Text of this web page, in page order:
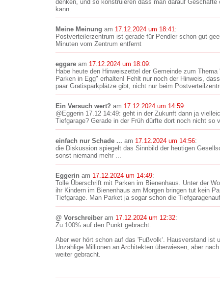
denken, und so konstruieren dass man darauf Geschäfte
kann.
Meine Meinung am 17.12.2024 um 18:41:
Postverteilerzentrum ist gerade für Pendler schon gut
Minuten vom Zentrum entfernt
eggare am 17.12.2024 um 18:09:
Habe heute den Hinweiszettel der Gemeinde zum Thema
Parken in Egg" erhalten! Fehlt nur noch der Hinweis,
paar Gratisparkplätze gibt, nicht nur beim
Ein Versuch wert? am 17.12.2024 um 14:59:
@Eggerin 17.12 14:49: geht in der Zukunft dann ja
Tiefgarage? Gerade in der Früh dürfte dort noch nicht so
einfach nur Schade ... am 17.12.2024 um 14:56:
die Diskussion spiegelt das Sinnbild der heutigen
sonst niemand mehr ...
Eggerin am 17.12.2024 um 14:49:
Tolle Überschrift mit Parken im Bienenhaus. Unter der
ihr Kindern im Bienenhaus am Morgen bringen tut kein
Tiefgarage. Man Parket ja sogar schon die
@ Vorschreiber am 17.12.2024 um 12:32:
Zu 100% auf den Punkt gebracht.
Aber wer hört schon auf das 'Fußvolk‘. Hausverstand ist
Unzählige Millionen an Architekten überwiesen, aber
weiter gebracht.